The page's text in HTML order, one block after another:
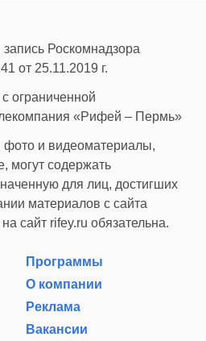
запись Роскомнадзора
от 25.11.2019 г.
ограниченной
«Рифей – Пермь»
фото и видеоматериалы,
могут содержать
для лиц, достигших
материалов с сайта
сайт rifey.ru обязательна.
Программы
О компании
Реклама
Вакансии